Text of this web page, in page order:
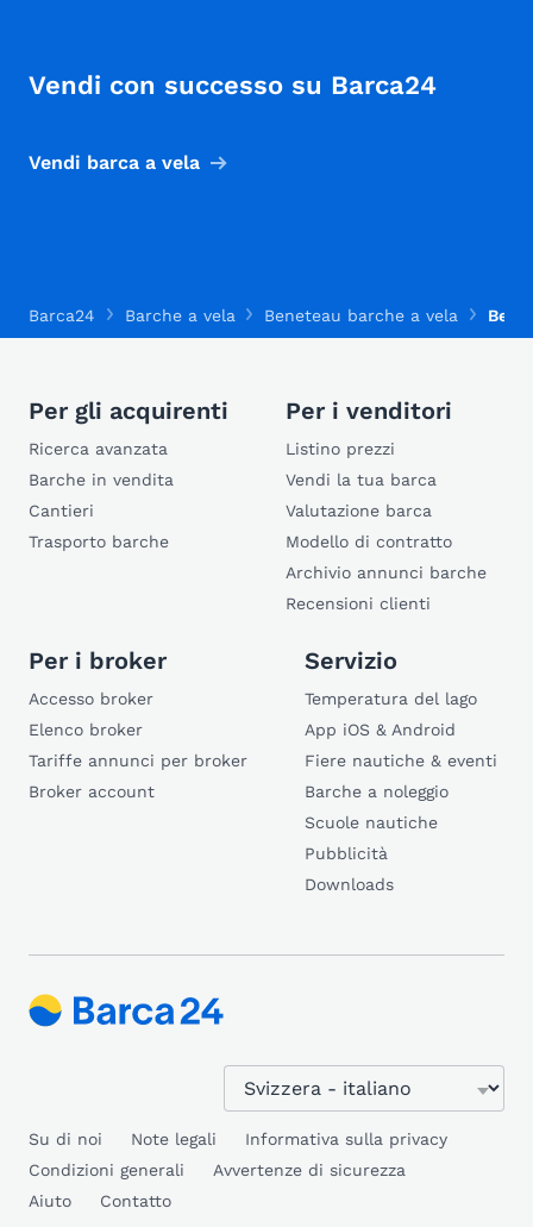
Vendi con successo su Barca24
Vendi barca a vela
Barca24 Barche a vela Beneteau barche a vela
Per gli acquirenti
Ricerca avanzata
Barche in vendita
Cantieri
Trasporto barche
Per i venditori
Listino prezzi
Vendi la tua barca
Valutazione barca
Modello di contratto
Archivio annunci barche
Recensioni clienti
Per i broker
Accesso broker
Elenco broker
Tariffe annunci per broker
Broker account
Servizio
Temperatura del lago
App iOS & Android
Fiere nautiche & eventi
Barche a noleggio
Scuole nautiche
Pubblicità
Downloads
Su di noi Note legali
Informativa sulla privacy
Condizioni generali
Avvertenze di sicurezza
Aiuto
Contatto